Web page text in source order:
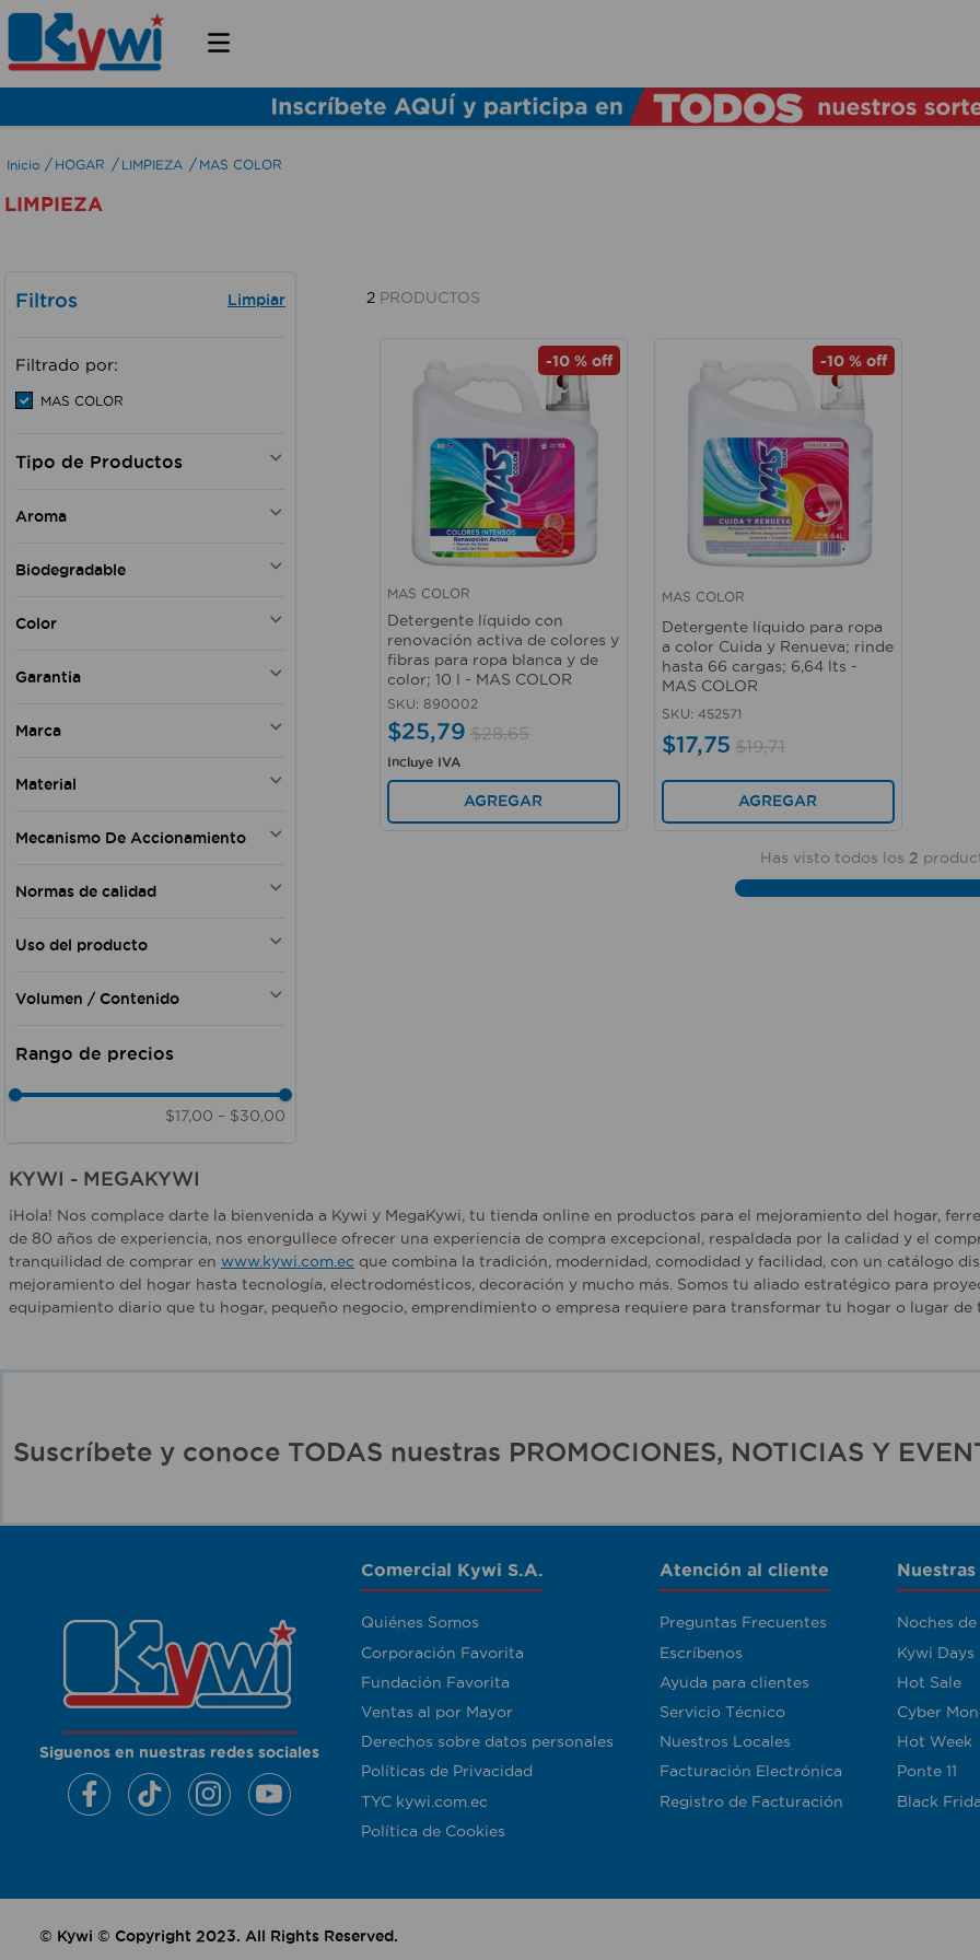
HOGAR LIMPIEZA MAS COLOR
LIMPIEZA
Filtros
Filtrado por:
MAS COLOR
Aroma
Biodegradable
Color
Garantia
Marca
TIPS
GLADE
K HOME
Material
Mecanismo De Accionamiento
Normas de calidad
Uso del producto
Volumen / Contenido
$17,00 – $30,00
2 PRODUCTOS
-10 %off
MAS COLOR
Detergente líquido con
renovación activa de colores y
fibras para ropa blanca y de
color; 10 l - MAS COLOR
SKU: 890002
$25,79 $28,65
Incluye IVA
AGREGAR
-10 %off
Vista rápida
MAS COLOR
Detergente líquido para ropa
a color Cuida y Renueva; rinde
hasta 66 cargas; 6,64 lts -
MAS COLOR
SKU: 452571
$17,75 $19,71
AGREGAR
Has visto todos los 2
KYWI - MEGAKYWI
¡Hola! Nos complace darte la bienvenida a Kywi y MegaKywi, tu tienda online en productos para el mejoramiento del hogar,
de 80 años de experiencia, nos enorgullece ofrecer una experiencia de compra excepcional, respaldada por la calidad y el
tranquilidad de comprar en www.kywi.com.ec que combina la tradición, modernidad, comodidad y facilidad, con un catálogo
mejoramiento del hogar hasta tecnología, electrodomésticos, decoración y mucho más. Somos tu aliado estratégico para
equipamiento diario que tu hogar, pequeño negocio, emprendimiento o empresa requiere para transformar tu hogar o lugar de
Suscríbete y conoce TODAS nuestras PROMOCIONES, NOTICIAS Y
Siguenos en nuestras redes sociales
Comercial Kywi S.A.
Quiénes Somos
Corporación Favorita
Fundación Favorita
Ventas al por Mayor
Derechos sobre datos personales
Políticas de Privacidad
TYC kywi.com.ec
Política de Cookies
Atención al cliente
Preguntas Frecuentes
Escríbenos
Ayuda para clientes
Servicio Técnico
Nuestros Locales
Facturación Electrónica
Registro de Facturación
Noches
Kywi Days
Hot Sale
Cyber
Hot Week
Ponte 11
Black
© Kywi © Copyright 2023. All Rights Reserved.
TÉRMINOS MÁS BUSCADOS
1
lamparas
cerradura